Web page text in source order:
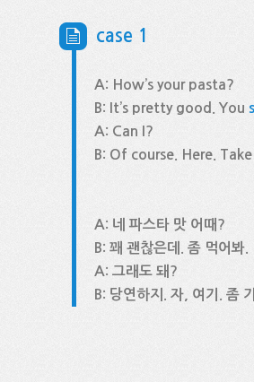
case 1
A: How’s your pasta?
B: It’s pretty good. You
A: Can I?
B: Of course. Here.
A: 네 파스타 맛 어때?
B: 꽤 괜찮은데. 좀 먹어봐.
A: 그래도 돼?
B: 당연하지. 자, 여기. 좀